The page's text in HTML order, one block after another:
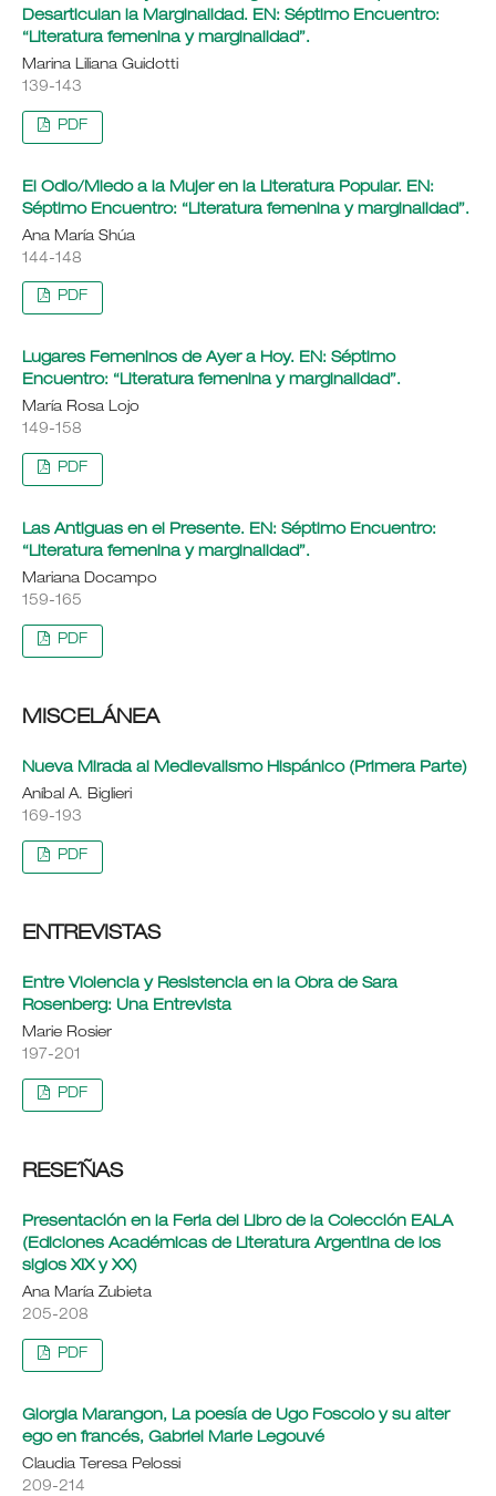
Desarticulan la Marginalidad. EN: Séptimo Encuentro:
“Literatura femenina y marginalidad”.
Marina Liliana Guidotti
139-143
PDF
El Odio/Miedo a la Mujer en la Literatura Popular. EN:
Séptimo Encuentro: “Literatura femenina y marginalidad”.
Ana María Shúa
144-148
PDF
Lugares Femeninos de Ayer a Hoy. EN: Séptimo
Encuentro: “Literatura femenina y marginalidad”.
María Rosa Lojo
149-158
PDF
Las Antiguas en el Presente. EN: Séptimo Encuentro:
“Literatura femenina y marginalidad”.
Mariana Docampo
159-165
PDF
MISCELÁNEA
Nueva Mirada al Medievalismo Hispánico (Primera Parte)
Aníbal A. Biglieri
169-193
PDF
ENTREVISTAS
Entre Violencia y Resistencia en la Obra de Sara
Rosenberg: Una Entrevista
Marie Rosier
197-201
PDF
RESE´ÑAS
Presentación en la Feria del Libro de la Colección EALA
(Ediciones Académicas de Literatura Argentina de los
siglos XIX y XX)
Ana María Zubieta
205-208
PDF
Giorgia Marangon, La poesía de Ugo Foscolo y su alter
ego en francés, Gabriel Marie Legouvé
Claudia Teresa Pelossi
209-214